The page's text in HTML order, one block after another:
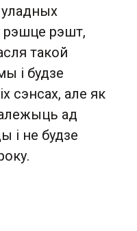
рэшце рэшт,
такой
і будзе
сэнсах, але як
ад
і не будзе